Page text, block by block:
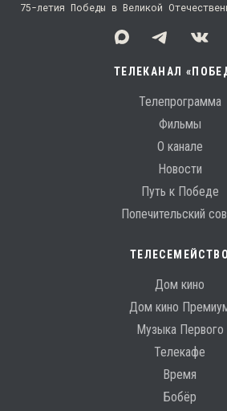
75-летия Победы в Великой
ТЕЛЕКАНАЛ
Телепрограмма
Фильмы
О канале
Новости
Путь к Победе
Попечительский
ТЕЛЕСЕМЕЙСТВО
Дом кино
Дом кино
Музыка Первого
Телекафе
Время
Бобёр